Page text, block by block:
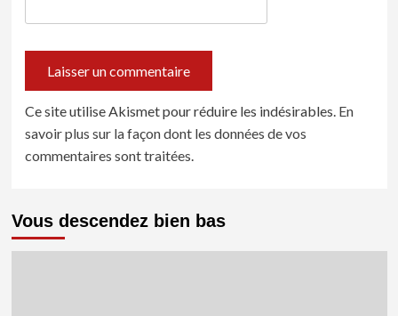
Ce site utilise Akismet pour réduire les indésirables. En
savoir plus sur la façon dont les données de vos
commentaires sont traitées.
Vous descendez bien bas